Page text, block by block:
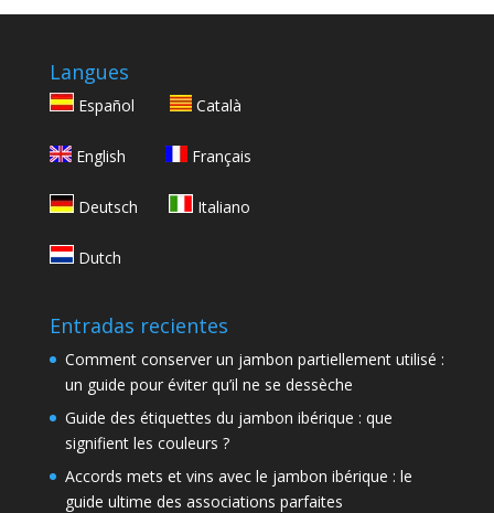
Langues
Español Català
English Français
Deutsch Italiano
Dutch
Entradas recientes
Comment conserver un jambon partiellement utilisé :
un guide pour éviter qu’il ne se dessèche
Guide des étiquettes du jambon ibérique : que
signifient les couleurs ?
Accords mets et vins avec le jambon ibérique : le
guide ultime des associations parfaites